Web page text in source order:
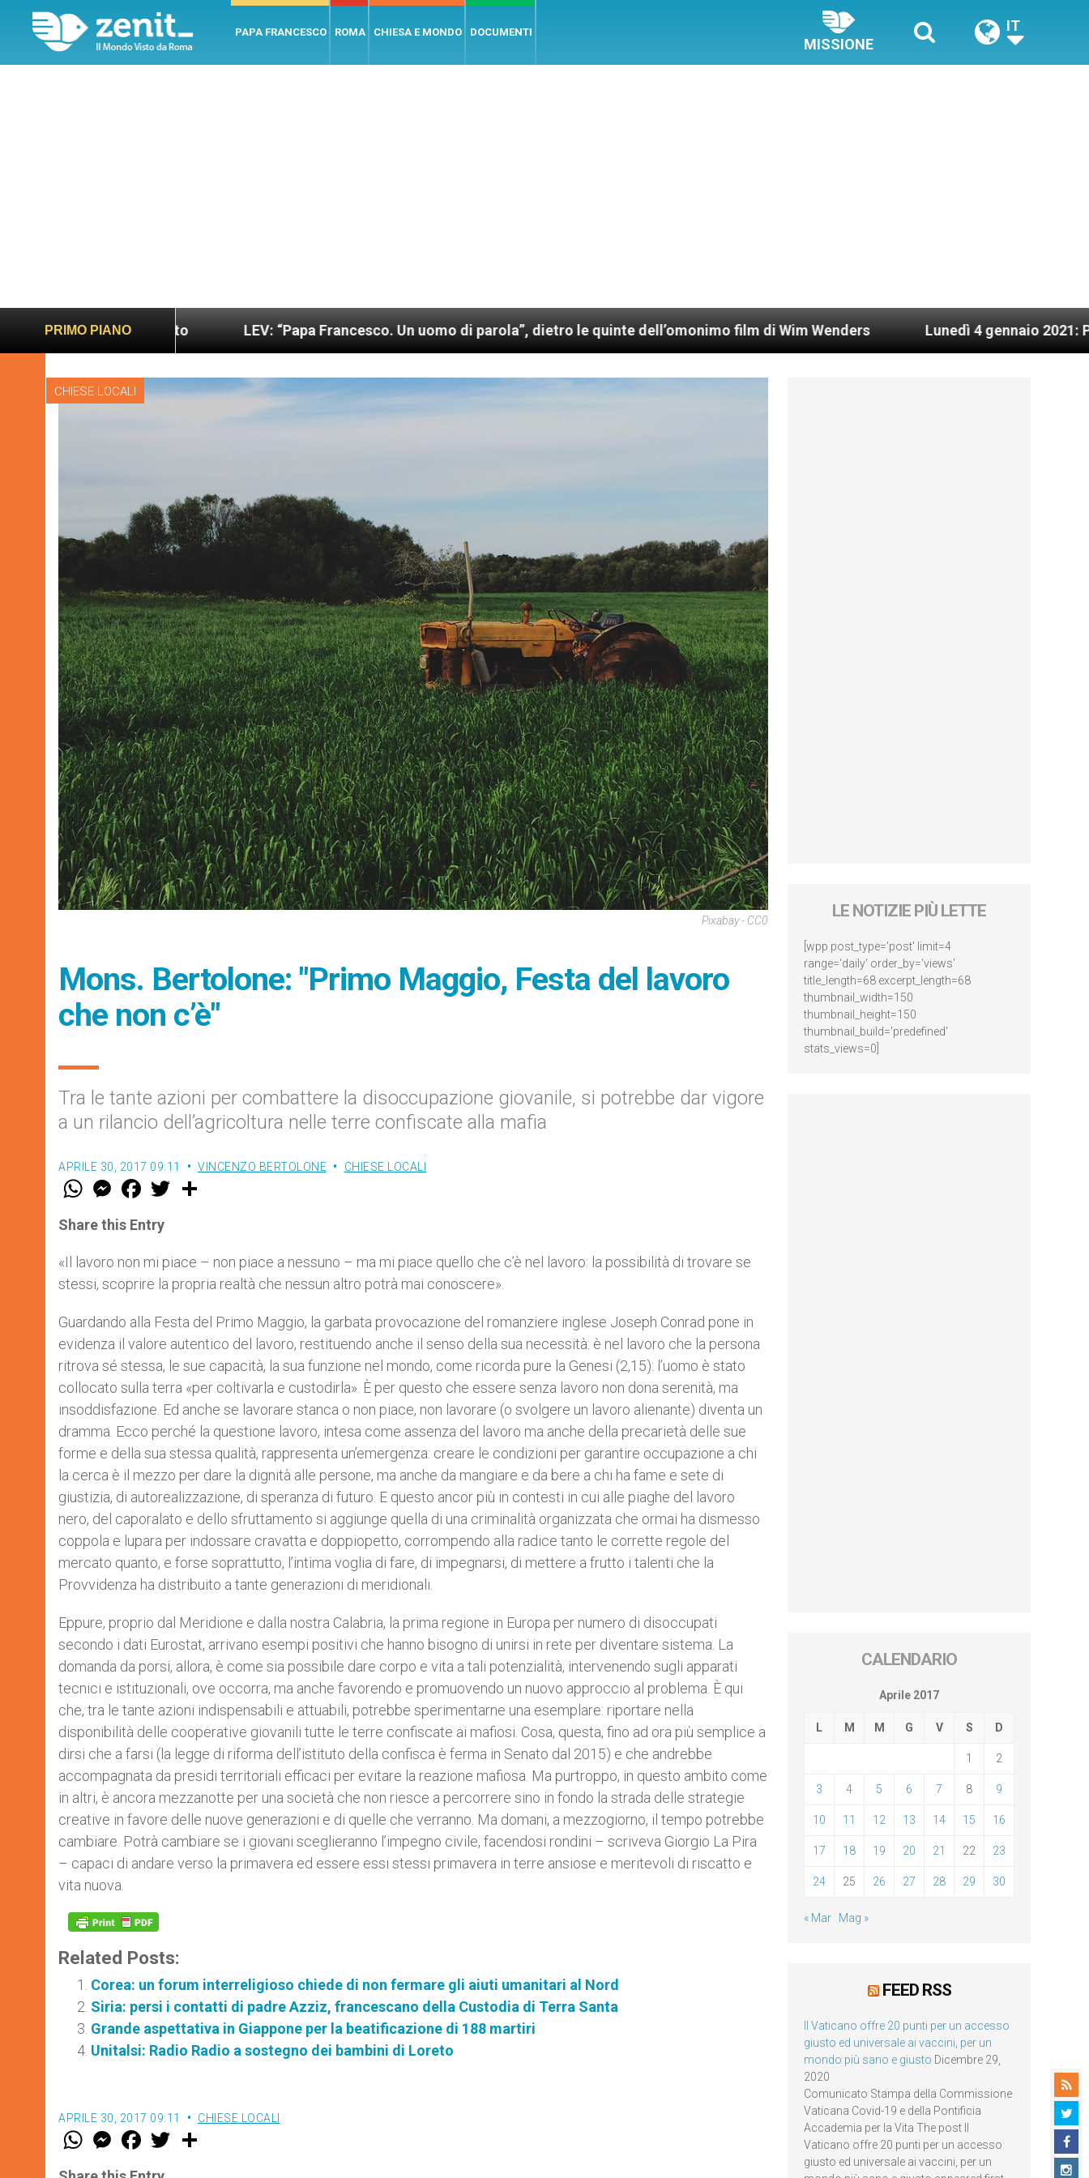
PAPA FRANCESCO ROMA CHIESA E MONDO DOCUMENTI
MISSIONE
IT
PRIMO PIANO
e giusto LEV: “Papa Francesco. Un uomo di parola”, dietro le quinte dell’omonimo film di Wim Wenders Lunedì 4 gennaio 2021: Possesso
CHIESE LOCALI
Pixabay - CC0
Mons. Bertolone: "Primo Maggio, Festa del lavoro
che non c’è"
Tra le tante azioni per combattere la disoccupazione giovanile, si potrebbe dar vigore
a un rilancio dell’agricoltura nelle terre confiscate alla mafia
APRILE 30, 2017 09:11 VINCENZO BERTOLONE CHIESE LOCALI
W
t
s
p
p
M
e
s
e
g
e
r
F
a
e
b
o
k
w
r
Share this Entry
«Il lavoro non mi piace – non piace a nessuno – ma mi piace quello che c’è nel lavoro: la possibilità di trovare se
stessi, scoprire la propria realtà che nessun altro potrà mai conoscere».
Guardando alla Festa del Primo Maggio, la garbata provocazione del romanziere inglese Joseph Conrad pone in
evidenza il valore autentico del lavoro, restituendo anche il senso della sua necessità: è nel lavoro che la persona
ritrova sé stessa, le sue capacità, la sua funzione nel mondo, come ricorda pure la Genesi (2,15): l’uomo è stato
collocato sulla terra «per coltivarla e custodirla». È per questo che essere senza lavoro non dona serenità, ma
insoddisfazione. Ed anche se lavorare stanca o non piace, non lavorare (o svolgere un lavoro alienante) diventa un
dramma. Ecco perché la questione lavoro, intesa come assenza del lavoro ma anche della precarietà delle sue
forme e della sua stessa qualità, rappresenta un’emergenza: creare le condizioni per garantire occupazione a chi
la cerca è il mezzo per dare la dignità alle persone, ma anche da mangiare e da bere a chi ha fame e sete di
giustizia, di autorealizzazione, di speranza di futuro. E questo ancor più in contesti in cui alle piaghe del lavoro
nero, del caporalato e dello sfruttamento si aggiunge quella di una criminalità organizzata che ormai ha dismesso
coppola e lupara per indossare cravatta e doppiopetto, corrompendo alla radice tanto le corrette regole del
mercato quanto, e forse soprattutto, l’intima voglia di fare, di impegnarsi, di mettere a frutto i talenti che la
Provvidenza ha distribuito a tante generazioni di meridionali.
Eppure, proprio dal Meridione e dalla nostra Calabria, la prima regione in Europa per numero di disoccupati
secondo i dati Eurostat, arrivano esempi positivi che hanno bisogno di unirsi in rete per diventare sistema. La
domanda da porsi, allora, è come sia possibile dare corpo e vita a tali potenzialità, intervenendo sugli apparati
tecnici e istituzionali, ove occorra, ma anche favorendo e promuovendo un nuovo approccio al problema. È qui
che, tra le tante azioni indispensabili e attuabili, potrebbe sperimentarne una esemplare: riportare nella
disponibilità delle cooperative giovanili tutte le terre confiscate ai mafiosi. Cosa, questa, fino ad ora più semplice a
dirsi che a farsi (la legge di riforma dell’istituto della confisca è ferma in Senato dal 2015) e che andrebbe
accompagnata da presidi territoriali efficaci per evitare la reazione mafiosa. Ma purtroppo, in questo ambito come
in altri, è ancora mezzanotte per una società che non riesce a percorrere sino in fondo la strada delle strategie
creative in favore delle nuove generazioni e di quelle che verranno. Ma domani, a mezzogiorno, il tempo potrebbe
cambiare. Potrà cambiare se i giovani sceglieranno l’impegno civile, facendosi rondini – scriveva Giorgio La Pira
– capaci di andare verso la primavera ed essere essi stessi primavera in terre ansiose e meritevoli di riscatto e
vita nuova.
Related Posts:
Corea: un forum interreligioso chiede di non fermare gli aiuti umanitari al Nord
Siria: persi i contatti di padre Azziz, francescano della Custodia di Terra Santa
Grande aspettativa in Giappone per la beatificazione di 188 martiri
Unitalsi: Radio Radio a sostegno dei bambini di Loreto
APRILE 30, 2017 09:11 CHIESE LOCALI
W
t
M
e
s
F
a
e
w
LE NOTIZIE PIÙ LETTE
[wpp post_type='post' limit=4
range='daily' order_by='views'
title_length=68 excerpt_length=68
thumbnail_width=150
thumbnail_height=150
thumbnail_build='predefined'
stats_views=0]
CALENDARIO
Aprile 2017
L M M G V S D
1 2
3 4 5 6 7 8 9
10 11 12 13 14 15 16
17 18 19 20 21 22 23
24 25 26 27 28 29 30
« Mar Mag »
FEED RSS
Il Vaticano offre 20 punti per un accesso
giusto ed universale ai vaccini, per un
mondo più sano e giusto Dicembre 29,
2020
Comunicato Stampa della Commissione
Vaticana Covid-19 e della Pontificia
Accademia per la Vita The post Il
Vaticano offre 20 punti per un accesso
giusto ed universale ai vaccini, per un